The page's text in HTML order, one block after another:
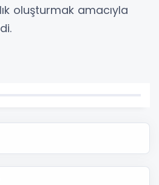
oluşturmak amacıyla